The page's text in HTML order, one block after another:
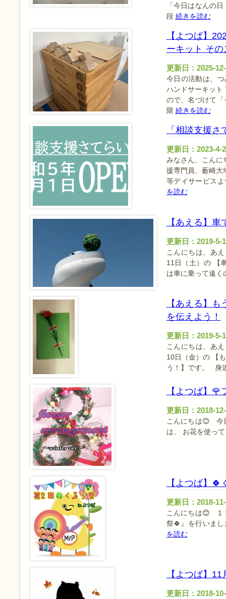
「今日はなんの
段 続きを読む
【よつば】
ーキット その
更新日：2025-
今日の活動は、
ハンドサーキッ
ので、名づけて
限 続きを読む
「相談支援
更新日：2023-4-
みなさん、こんに
援専門員、薮崎
等デイサービス
を読む
【あえる】
更新日：2019-5-
こんにちは、あ
11日（土）の 【
は車に乗って遠
【あえる】
を伝えよう！
更新日：2019-5-
こんにちは、あ
10日（金）の 【
う！】です。 身
【よつば】
更新日：2018-
こんにちは😊 今
は、 お花を使
【よつば】🍀
更新日：2018-
こんにちは😊 １
祭🍀』を行いま
を読む
【よつば】
更新日：2018-